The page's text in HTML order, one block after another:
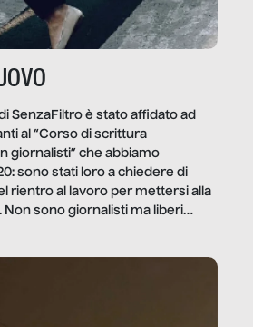
SenzaFiltro è stato affidato ad
al “Corso di scrittura
giornalisti” che abbiamo
sono stati loro a chiedere di
rientro al lavoro per mettersi alla
sono giornalisti ma liberi